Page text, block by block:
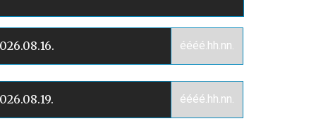
éééé.hh.nn.
éééé.hh.nn.